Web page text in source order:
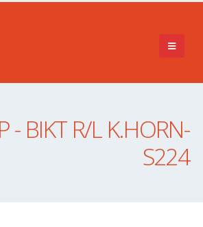
- BIKT R/L K.HORN-
S224